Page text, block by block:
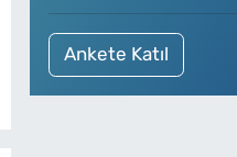
Ankete Katıl